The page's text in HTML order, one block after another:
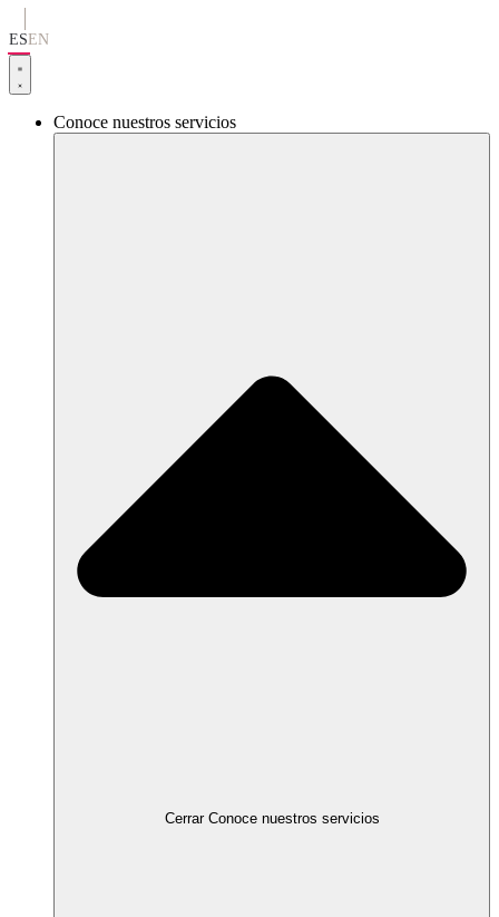
al
contenido
ESEN
Conoce nuestros servicios
Cerrar Conoce nuestros servicios